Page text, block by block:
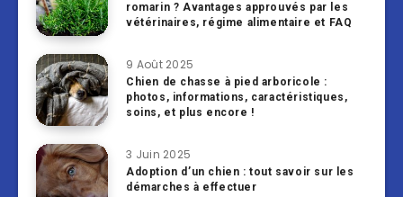
romarin ? Avantages approuvés par les
vétérinaires, régime alimentaire et FAQ
9 Août 2025
Chien de chasse à pied arboricole :
photos, informations, caractéristiques,
soins, et plus encore !
3 Juin 2025
Adoption d’un chien : tout savoir sur les
démarches à effectuer